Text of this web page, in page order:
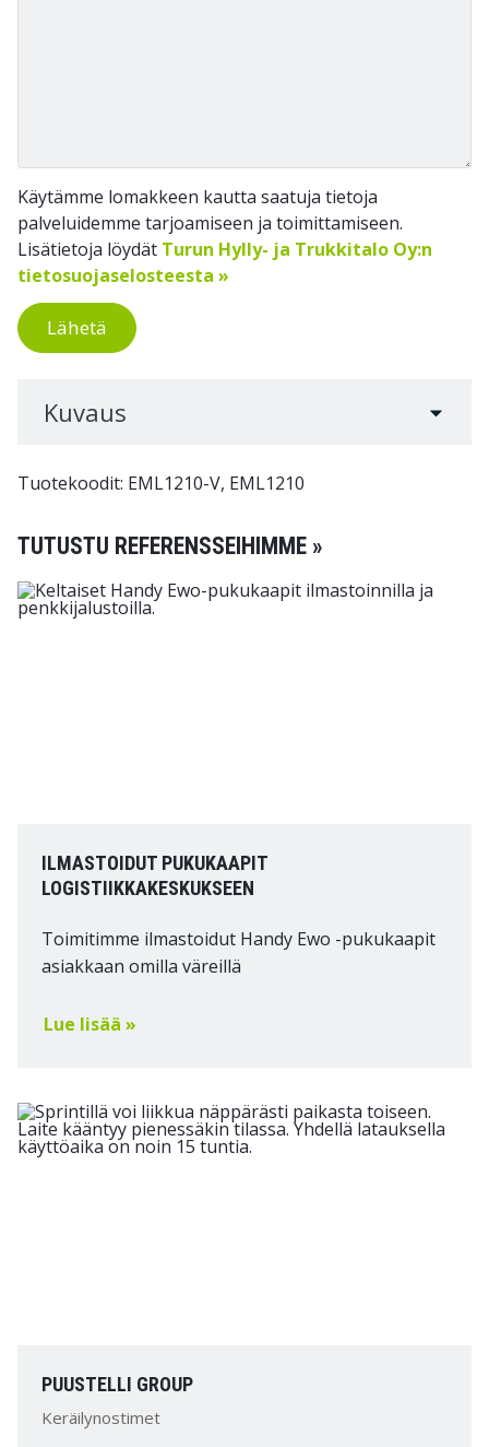
Käytämme lomakkeen kautta saatuja tietoja
palveluidemme tarjoamiseen ja toimittamiseen.
Lisätietoja löydät Turun Hylly- ja Trukkitalo Oy:n
tietosuojaselosteesta »
Lähetä
Kuvaus
Tuotekoodit: EML1210-V, EML1210
TUTUSTU REFERENSSEIHIMME »
ILMASTOIDUT PUKUKAAPIT
LOGISTIIKKAKESKUKSEEN
Toimitimme ilmastoidut Handy Ewo -pukukaapit
asiakkaan omilla väreillä
Lue lisää »
PUUSTELLI GROUP
Keräilynostimet